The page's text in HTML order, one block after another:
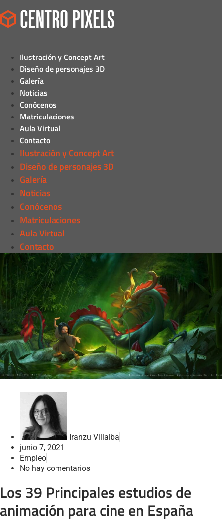
Ilustración y Concept Art
Diseño de personajes 3D
Galería
Noticias
Conócenos
Matriculaciones
Aula Virtual
Contacto
Ilustración y Concept Art
Diseño de personajes 3D
Galería
Noticias
Conócenos
Matriculaciones
Aula Virtual
Contacto
Iranzu Villalba
junio 7, 2021
Empleo
No hay comentarios
Los 39 Principales estudios de
animación para cine en España